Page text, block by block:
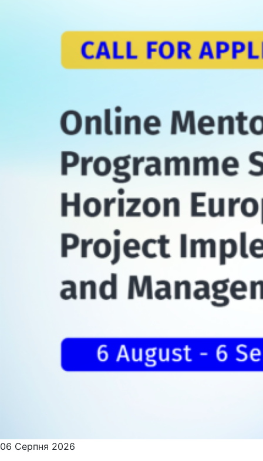
06 Серпня 2026